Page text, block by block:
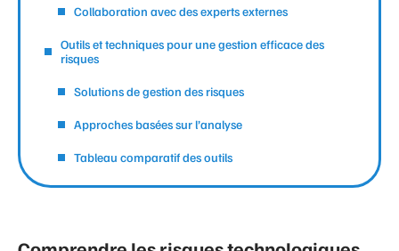
Collaboration avec des experts externes
Outils et techniques pour une gestion efficace des
risques
Solutions de gestion des risques
Approches basées sur l’analyse
Tableau comparatif des outils